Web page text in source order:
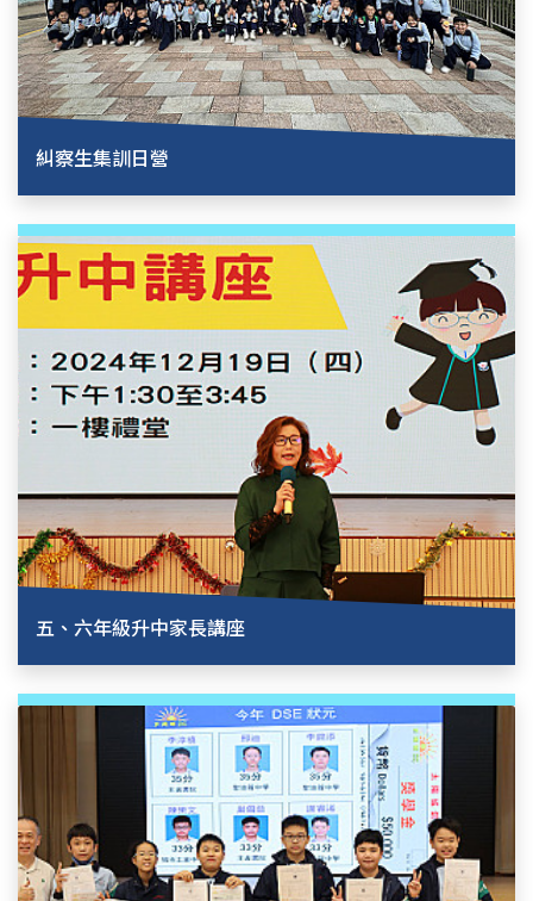
糾察生集訓日營
五、六年級升中家長講座